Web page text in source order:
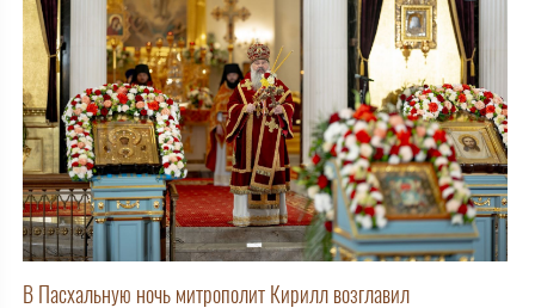
В Пасхальную ночь митрополит Кирилл возглавил